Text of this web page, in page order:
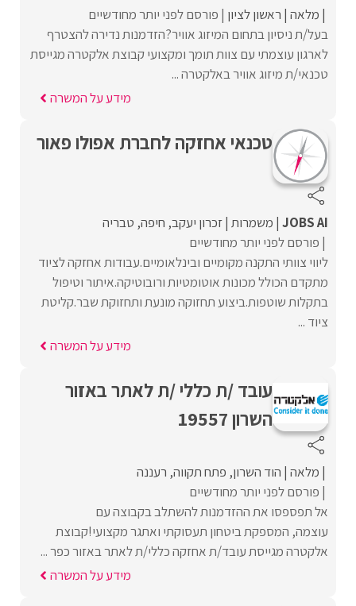
מלאה ראשון לציון פורסם לפני יותר מחודשיים
בעל/ת ניסיון בתחום המיזוג אוויר?הזדמנות נדירה להצטרף
לארגון עוצמתי עם צוות תומך ומקצועי קבוצת אלקטרה מגייסת
טכנאי/ת מיזוג אוויר באלקטרה ...
מידע על המשרה
טכנאי אחזקה לחברת אפולו פאור
JOBS AI משמרות זכרון יעקב חיפה טבריה
פורסם לפני יותר מחודשיים
ליווי צוותי התקנה מקומיים ובינלאומיים.עבודות אחזקה לציוד
מתקדם הכולל מכונות אוטומטיות ורובוטיקה.איתור וטיפול
בתקלות שוטפות.ביצוע תחזוקה מונעת ותחזוקת שבר.קליטת
ציוד ...
מידע על המשרה
עובד /ת כללי /ת לאתר באזור
השרון 19557
מלאה הוד השרון פתח תקווה רעננה
פורסם לפני יותר מחודשיים
אל תפספסו את ההזדמנות להשתלב בקבוצה עם
עוצמה, המספקת ביטחון תעסוקתי ואתגר מקצועי!קבוצת
אלקטרה מגייסת עובד/ת אחזקה כללי/ת לאתר באזור כפר ...
מידע על המשרה